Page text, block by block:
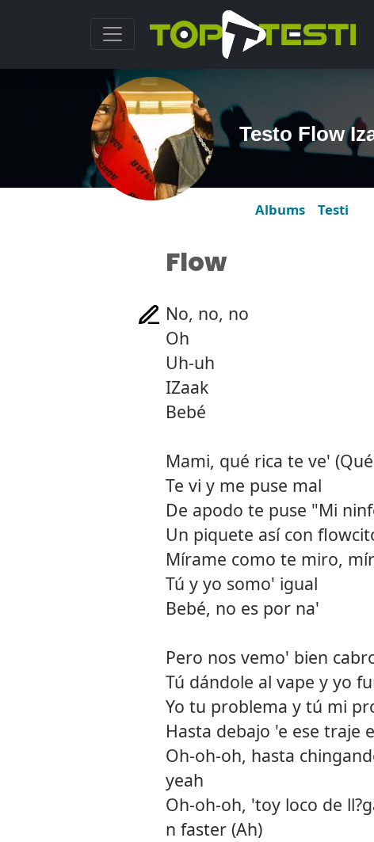
Testo Flow
Albums Testi
Flow
No, no, no
Oh
Uh-uh
IZaak
Bebé
Mami, qué rica te ve'
Te vi y me puse mal
De apodo te puse "Mi
Un piquete así con
Mírame como te miro,
Tú y yo somo' igual
Bebé, no es por na'
Pero nos vemo' bien
Tú dándole al vape y yo
Yo tu problema y tú mi
Hasta debajo 'e ese traje
Oh-oh-oh, hasta
yeah
Oh-oh-oh, 'toy loco de
n faster (Ah)